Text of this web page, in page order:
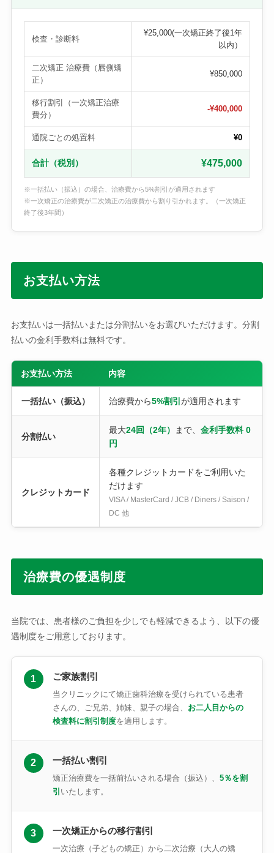
検査・診断料
¥25,000(一次矯正終了後1年
以内）
二次矯正 治療費（唇側矯
正）
¥850,000
移行割引（一次矯正治療
費分）
-¥400,000
通院ごとの処置料 ¥0
合計（税別） ¥475,000
※一括払い（振込）の場合、治療費から5%割引が適用されます
※一次矯正の治療費が二次矯正の治療費から割り引かれます。（一次矯正
終了後3年間）
お支払い方法
お支払いは一括払いまたは分割払いをお選びいただけます。分割
払いの金利手数料は無料です。
お支払い方法 内容
一括払い（振込） 治療費から5%割引 が適用されます
分割払い
最大24回（2年） まで、 金利手数料 0
円
クレジットカード
各種クレジットカードをご利用いた
だけます
VISA / MasterCard / JCB / Diners / Saison /
DC 他
治療費の優遇制度
当院では、患者様のご負担を少しでも軽減できるよう、以下の優
遇制度をご用意しております。
1 ご家族割引
当クリニックにて矯正歯科治療を受けられている患者
さんの、ご兄弟、姉妹、親子の場合、 お二人目からの
検査料に割引制度を適用します。
2 一括払い割引
矯正治療費を一括前払いされる場合（振込）、 5％を割
引 いたします。
3 一次矯正からの移行割引
一次治療（子どもの矯正）から二次治療（大人の矯